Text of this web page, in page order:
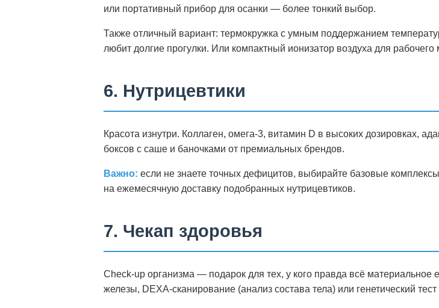
или портативный прибор для осанки — более тонкий выбор.
Также отличный вариант: термокружка с умным поддержанием
любит долгие прогулки. Или компактный ионизатор воздуха для рабочего
6. Нутрицевтики
Красота изнутри. Коллаген, омега-3, витамин D в высоких дозировках,
боксов с саше и баночками от премиальных брендов.
Важно: если не знаете точных дефицитов, выбирайте базовые
на ежемесячную доставку подобранных нутрицевтиков.
7. Чекап здоровья
Check-up организма — подарок для тех, у кого правда всё
железы, DEXA-сканирование (анализ состава тела) или генетический